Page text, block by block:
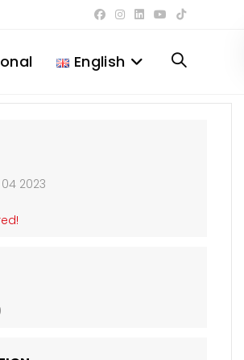
English Toggle
2023